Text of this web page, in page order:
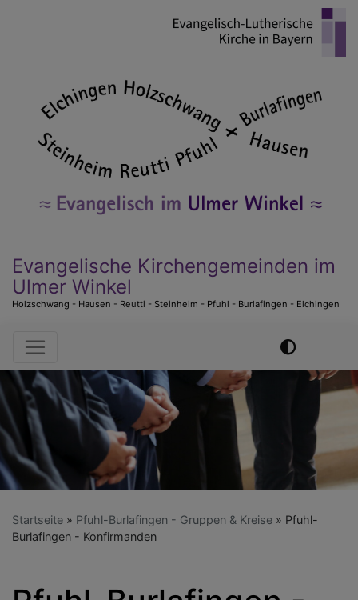
Evangelische Kirchengemeinden im
Ulmer Winkel
Holzschwang - Hausen - Reutti - Steinheim - Pfuhl - Burlafingen - Elchingen
Hauptnavigation
Startseite Pfuhl-Burlafingen - Gruppen & Kreise
Pfuhl-
Burlafingen - Konfirmanden